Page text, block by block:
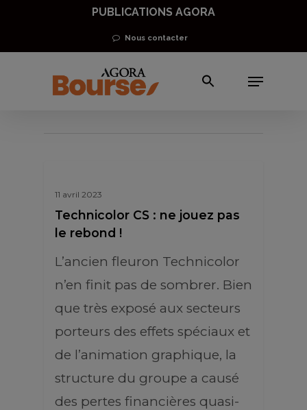
main
PUBLICATIONS AGORA
Nous contacter
Menu
HighTech
11 avril 2023
Technicolor CS : ne jouez pas
le rebond !
L’ancien fleuron Technicolor
n’en finit pas de sombrer. Bien
que très exposé aux secteurs
porteurs des effets spéciaux et
de l’animation graphique, la
structure du groupe a causé
des pertes financières quasi-